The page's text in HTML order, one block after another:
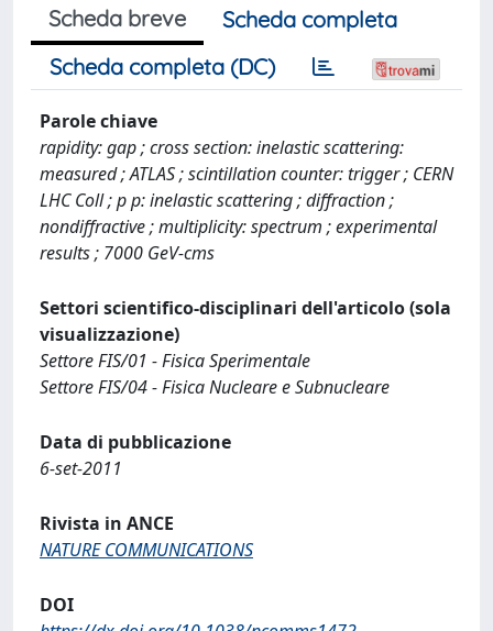
Scheda breve
Scheda completa
Scheda completa (DC)
Parole chiave
rapidity: gap ; cross section: inelastic scattering:
measured ; ATLAS ; scintillation counter: trigger ; CERN
LHC Coll ; p p: inelastic scattering ; diffraction ;
nondiffractive ; multiplicity: spectrum ; experimental
results ; 7000 GeV-cms
Settori scientifico-disciplinari dell'articolo (sola
visualizzazione)
Settore FIS/01 - Fisica Sperimentale
Settore FIS/04 - Fisica Nucleare e Subnucleare
Data di pubblicazione
6-set-2011
Rivista in ANCE
NATURE COMMUNICATIONS
DOI